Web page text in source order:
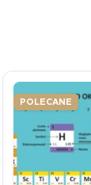
POLECANE